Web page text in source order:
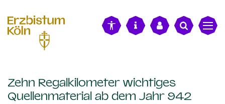
Zehn Regalkilometer wichtiges
Quellenmaterial ab dem Jahr 942